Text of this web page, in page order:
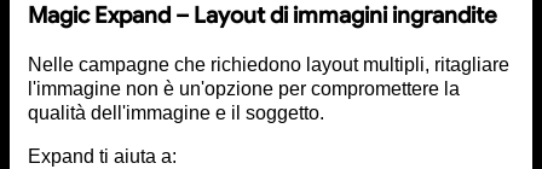
Magic Expand – Layout di immagini ingrandite
Nelle campagne che richiedono layout multipli, ritagliare
l'immagine non è un'opzione per compromettere la
qualità dell'immagine e il soggetto.
Expand ti aiuta a: